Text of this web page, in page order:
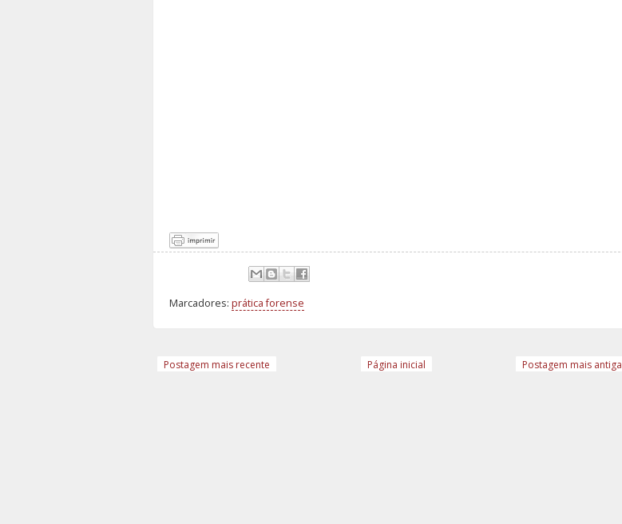
Marcadores: prática forense
Postagem mais recente Postagem mais antiga
Página inicial